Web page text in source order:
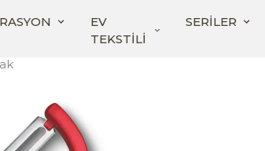
EV
TEKSTİLİ
SERİLER